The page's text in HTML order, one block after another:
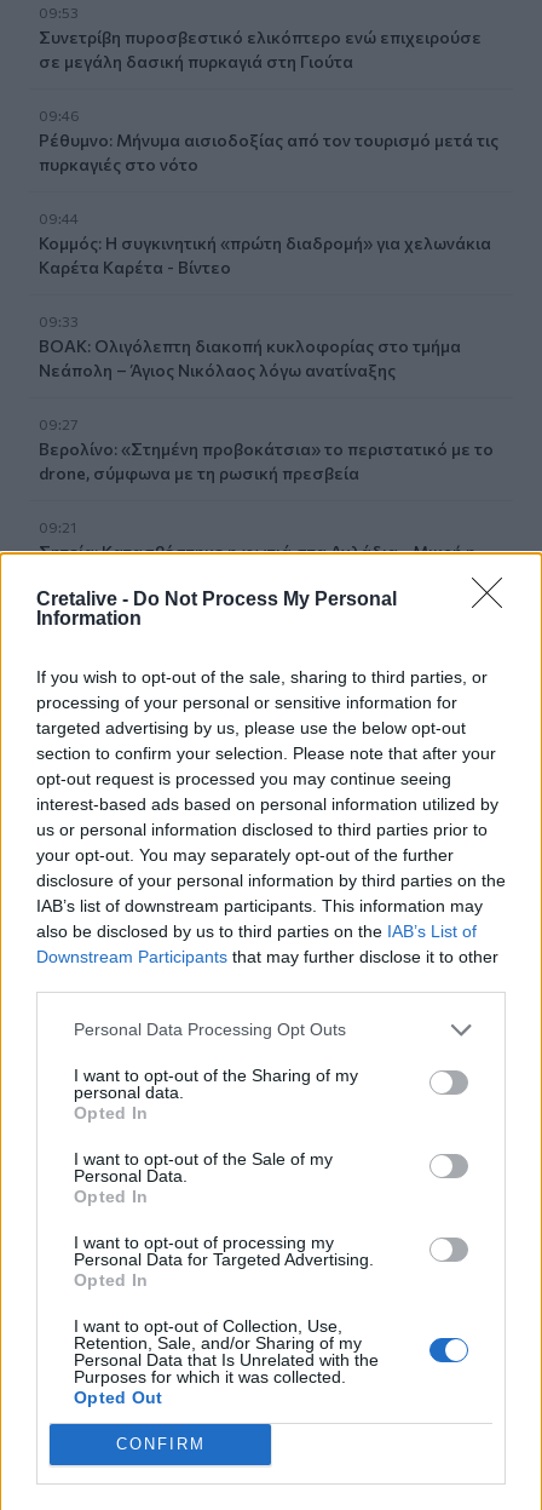
Cretalive - Do Not Process My Personal
Information
If you wish to opt-out of the sale, sharing to third parties, or
processing of your personal or sensitive information for
targeted advertising by us, please use the below opt-out
section to confirm your selection. Please note that after your
opt-out request is processed you may continue seeing
interest-based ads based on personal information utilized by
us or personal information disclosed to third parties prior to
your opt-out. You may separately opt-out of the further
disclosure of your personal information by third parties on the
IAB’s list of downstream participants. This information may
also be disclosed by us to third parties on the IAB’s List of
Downstream Participants that may further disclose it to other
Personal Data Processing Opt Outs
I want to opt-out of the Sharing of my
personal data.
Opted In
I want to opt-out of the Sale of my
Personal Data.
Opted In
I want to opt-out of processing my
Personal Data for Targeted Advertising.
Opted In
I want to opt-out of Collection, Use,
Retention, Sale, and/or Sharing of my
Personal Data that Is Unrelated with the
Purposes for which it was collected.
Opted Out
CONFIRM
09:53
Συνετρίβη πυροσβεστικό ελικόπτερο ενώ επιχειρούσε
σε μεγάλη δασική πυρκαγιά στη Γιούτα
09:46
Ρέθυμνο: Μήνυμα αισιοδοξίας από τον τουρισμό μετά τις
πυρκαγιές στο νότο
09:44
Κομμός: Η συγκινητική «πρώτη διαδρομή» για χελωνάκια
Καρέτα Καρέτα - Βίντεο
09:33
ΒΟΑΚ: Ολιγόλεπτη διακοπή κυκλοφορίας στο τμήμα
Νεάπολη – Άγιος Νικόλαος λόγω ανατίναξης
09:27
Βερολίνο: «Στημένη προβοκάτσια» το περιστατικό με το
drone, σύμφωνα με τη ρωσική πρεσβεία
09:21
Σητεία: Κατασβέστηκε η φωτιά στα Αχλάδια - Μικρή η
09:14
υπηρεσίες καθαριότητας
09:08
Διευρύνεται η εθνική πρωτοβουλία για τις τιμές στο ράφι
των σούπερ μάρκετ
09:01
Όταν ο σεισμός της Κρήτης «λάβωσε» τον Φάρο της
Αλεξάνδρειας
08:55
Νέοι ρωσικοί βομβαρδισμοί στο Κίεβο: Τρεις νεκροί,
μεταξύ των οποίων ένα παιδί
Μηχανολογικό: 4.700 νέα οχήματα στο Ηράκλειο -
Σάββατο στο γραφείο για να μην περιμένουν οι πολίτες
ΠΕΡΙΣΣΟΤΕΡΑ
ΣΧΕΤΙΚA AΡΘΡΑ
Συνετρίβη πυροσβεστικό ελικόπτερο ενώ
Συνετρίβη πυροσβεστικό
Συνετρίβη πυροσβεστικό
μεγάλη δασική πυρκαγιά στη